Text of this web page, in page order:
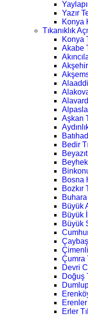
Yazır
Konya
Tıkanıklık
Konya
Akabe
Akşehir
Aşkan
Bedir
Bosna
Bozkır
Buhara
Büyük
Büyük
Büyük
Çumra
Devri
Doğuş
Erenler
Erler